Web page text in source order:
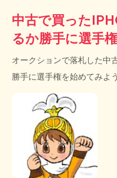
中古で買った
るか勝手に選手権
オークションで落札した中
勝手に選手権を始めてみよ